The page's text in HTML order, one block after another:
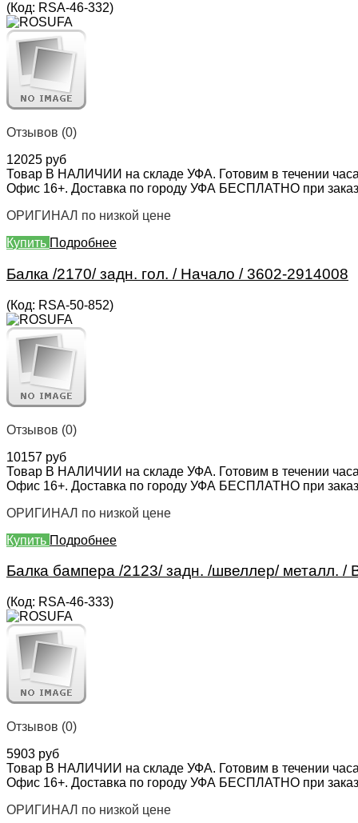
(Код: RSA-46-332)
Отзывов (0)
12025 руб
Товар В НАЛИЧИИ на складе УФА. Готовим в течении
Офис 16+. Доставка по городу УФА БЕСПЛАТНО при
ОРИГИНАЛ по низкой цене
Купить Подробнее
Балка /2170/ задн. гол. / Начало / 3602-2914008
(Код: RSA-50-852)
Отзывов (0)
10157 руб
Товар В НАЛИЧИИ на складе УФА. Готовим в течении
Офис 16+. Доставка по городу УФА БЕСПЛАТНО при
ОРИГИНАЛ по низкой цене
Купить Подробнее
Балка бампера /2123/ задн. /швеллер/ металл. /
(Код: RSA-46-333)
Отзывов (0)
5903 руб
Товар В НАЛИЧИИ на складе УФА. Готовим в течении
Офис 16+. Доставка по городу УФА БЕСПЛАТНО при
ОРИГИНАЛ по низкой цене